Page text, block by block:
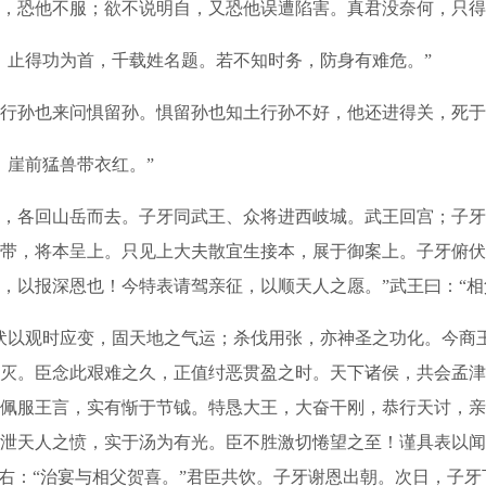
不服；欲不说明自，又恐他误遭陷害。真君没奈何，只
功为首，千载姓名题。若不知时务，防身有难危。”
来问惧留孙。惧留孙也知土行孙不好，他还进得关，死
前猛兽带衣红。”
山岳而去。子牙同武王、众将进西岐城。武王回宫；子
，将本呈上。只见上大夫散宜生接本，展于御案上。子牙俯
以报深恩也！今特表请驾亲征，以顺天人之愿。”武王曰：“
时应变，固天地之气运；杀伐用张，亦神圣之功化。今商
。臣念此艰难之久，正值纣恶贯盈之时。天下诸侯，共会孟
服王言，实有惭于节钺。特恳大王，大奋干刚，恭行天讨，
天人之愤，实于汤为有光。臣不胜激切惓望之至！谨具表以
：“治宴与相父贺喜。”君臣共饮。子牙谢恩出朝。次日，子